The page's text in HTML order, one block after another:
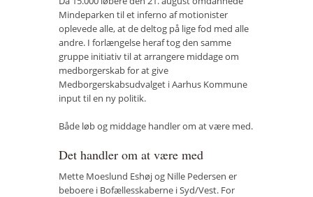
Politikker og vedtægter
Mindeparken til et inferno af motionister
oplevede alle, at de deltog på lige fod med alle
andre. I forlængelse heraf tog den samme
gruppe initiativ til at arrangere middage om
medborgerskab for at give
Medborgerskabsudvalget i Aarhus Kommune
input til en ny politik.
Både løb og middage handler om at være med.
Det handler om at være med
Mette Moeslund Eshøj og Nille Pedersen er
beboere i Bofællesskaberne i Syd/Vest. For